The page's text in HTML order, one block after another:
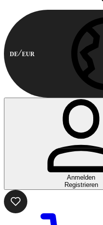
DE EUR
Anmelden
Registrieren